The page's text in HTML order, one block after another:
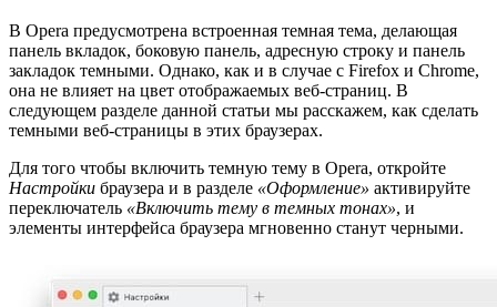
В Opera предусмотрена встроенная темная тема, делающая
панель вкладок, боковую панель, адресную строку и панель
закладок темными. Однако, как и в случае с Firefox и Chrome,
она не влияет на цвет отображаемых веб-страниц. В
следующем разделе данной статьи мы расскажем, как сделать
темными веб-страницы в этих браузерах.
Для того чтобы включить темную тему в Opera, откройте
Настройки браузера и в разделе «Оформление» активируйте
переключатель «Включить тему в темных тонах», и
элементы интерфейса браузера мгновенно станут черными.